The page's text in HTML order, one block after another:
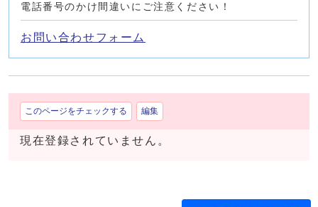
電話番号のかけ間違いにご注意ください！
お問い合わせフォーム
このページをチェックする 編集
現在登録されていません。